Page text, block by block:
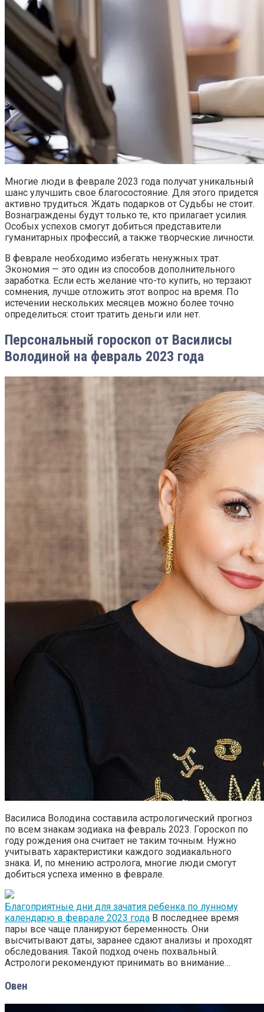
Многие люди в феврале 2023 года получат уникальный
шанс улучшить свое благосостояние. Для этого придется
активно трудиться. Ждать подарков от Судьбы не стоит.
Вознаграждены будут только те, кто прилагает усилия.
Особых успехов смогут добиться представители
гуманитарных профессий, а также творческие личности.
В феврале необходимо избегать ненужных трат.
Экономия — это один из способов дополнительного
заработка. Если есть желание что-то купить, но терзают
сомнения, лучше отложить этот вопрос на время. По
истечении нескольких месяцев можно более точно
определиться: стоит тратить деньги или нет.
Персональный гороскоп от Василисы
Володиной на февраль 2023 года
Василиса Володина составила астрологический прогноз
по всем знакам зодиака на февраль 2023. Гороскоп по
году рождения она считает не таким точным. Нужно
учитывать характеристики каждого зодиакального
знака. И, по мнению астролога, многие люди смогут
добиться успеха именно в феврале.
Благоприятные дни для зачатия ребенка по лунному
календарю в феврале 2023 года В последнее время
пары все чаще планируют беременность. Они
высчитывают даты, заранее сдают анализы и проходят
обследования. Такой подход очень похвальный.
Астрологи рекомендуют принимать во внимание…
Овен